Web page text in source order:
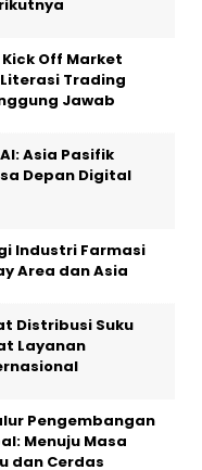
Off Market
Trading
Jawab
Asia Pasifik
Depan Digital
Industri Farmasi
Area dan Asia
Distribusi Suku
Layanan
Pengembangan
Menuju Masa
dan Cerdas